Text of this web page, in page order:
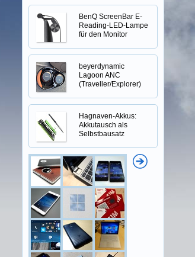
BenQ ScreenBar E-
Reading-LED-Lampe
für den Monitor
beyerdynamic
Lagoon ANC
(Traveller/Explorer)
Hagnaven-Akkus:
Akkutausch als
Selbstbausatz